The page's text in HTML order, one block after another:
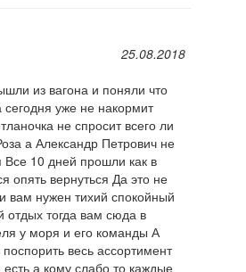
25.08.2018
из вагона и поняли что
уже не накормит
не спросит всего ли
а Александр Петрович не
Все 10 дней прошли как в
опять вернуться Да это не
вам нужен тихий спокойный
тогда вам сюда в
у моря и его команды А
весь ассортимент
а кому слабо то каждые